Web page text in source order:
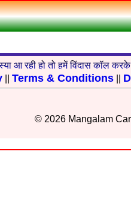
आ रही हो तो हमें विंदास कॉल
|| Terms & Conditions||
© 2026 Mangalam